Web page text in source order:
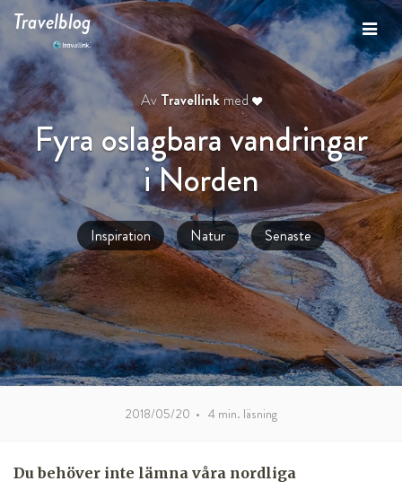
Travelblog
Av Travellinkmed
Fyra oslagbara vandringar
i Norden
Inspiration Natur Senaste
2018/05/20 • 4 min. läsning
Du behöver inte lämna våra nordliga